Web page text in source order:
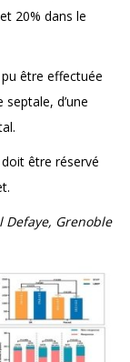
20% dans le
être effectuée
d’une
être réservé
Defaye, Grenoble